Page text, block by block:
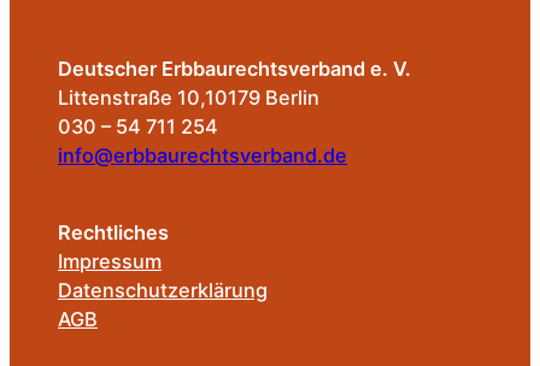
Deutscher Erbbaurechtsverband e. V.
Littenstraße 10,10179 Berlin
030 – 54 711 254
info@erbbaurechtsverband.de
Rechtliches
Impressum
Datenschutzerklärung
AGB